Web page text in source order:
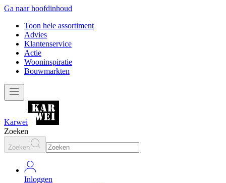
Ga naar hoofdinhoud
Toon hele assortiment
Advies
Klantenservice
Actie
Wooninspiratie
Bouwmarkten
Karwei
Zoeken
Zoeken
Inloggen